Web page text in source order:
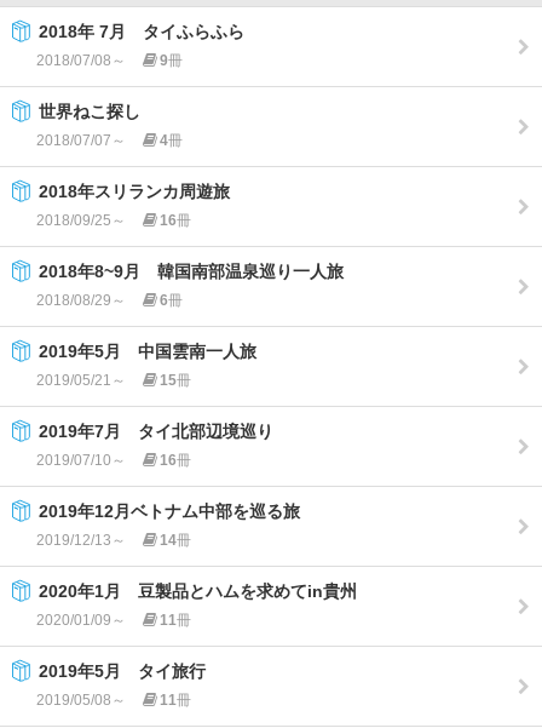
2018年 7月 タイふらふら
2018/07/08～ 9冊
世界ねこ探し
2018/07/07～ 4冊
2018年スリランカ周遊旅
2018/09/25～ 16冊
2018年8~9月 韓国南部温泉巡り一人旅
2018/08/29～ 6冊
2019年5月 中国雲南一人旅
2019/05/21～ 15冊
2019年7月 タイ北部辺境巡り
2019/07/10～ 16冊
2019年12月ベトナム中部を巡る旅
2019/12/13～ 14冊
2020年1月 豆製品とハムを求めてin貴州
2020/01/09～ 11冊
2019年5月 タイ旅行
2019/05/08～ 11冊